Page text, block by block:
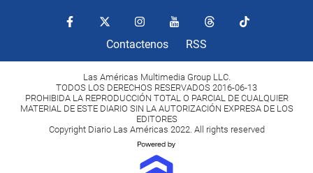
Contactenos RSS
Las Américas Multimedia Group LLC.
TODOS LOS DERECHOS RESERVADOS 2016-06-13
PROHIBIDA LA REPRODUCCIÓN TOTAL O PARCIAL DE CUALQUIER
MATERIAL DE ESTE DIARIO SIN LA AUTORIZACIÓN EXPRESA DE LOS
EDITORES
Copyright Diario Las Américas 2022. All rights reserved